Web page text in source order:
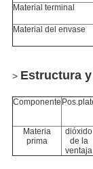
Material terminal
Material del envase
> Estructura
Componente
Materia
prima
dióxido
de la
ventaja